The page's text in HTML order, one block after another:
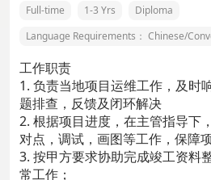
Full-time 1-3 Yrs
Diploma
Language Requirements： Chinese/
工作职责
1. 负责当地项目运维工作，及时
题排查，反馈及闭环解决
2. 根据项目进度，在主管指导下
对点，调试，画图等工作，保障
3. 按甲方要求协助完成竣工资料
常工作；